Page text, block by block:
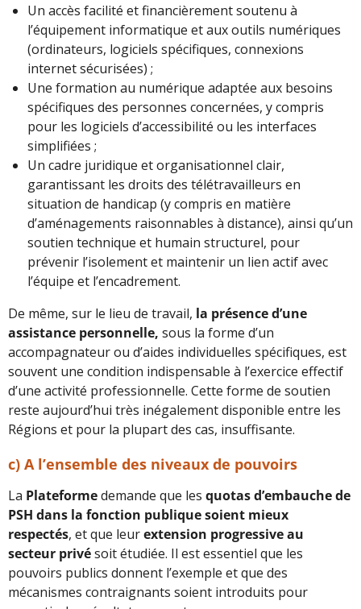
Un accès facilité et financièrement soutenu à
l’équipement informatique et aux outils numériques
(ordinateurs, logiciels spécifiques, connexions
internet sécurisées) ;
Une formation au numérique adaptée aux besoins
spécifiques des personnes concernées, y compris
pour les logiciels d’accessibilité ou les interfaces
simplifiées ;
Un cadre juridique et organisationnel clair,
garantissant les droits des télétravailleurs en
situation de handicap (y compris en matière
d’aménagements raisonnables à distance), ainsi qu’un
soutien technique et humain structurel, pour
prévenir l’isolement et maintenir un lien actif avec
l’équipe et l’encadrement.
De même, sur le lieu de travail, la présence d’une
assistance personnelle, sous la forme d’un
accompagnateur ou d’aides individuelles spécifiques, est
souvent une condition indispensable à l’exercice effectif
d’une activité professionnelle. Cette forme de soutien
reste aujourd’hui très inégalement disponible entre les
Régions et pour la plupart des cas, insuffisante.
c) A l’ensemble des niveaux de pouvoirs
La Plateformedemande que les quotas d’embauche de
PSH dans la fonction publique soient mieux
respectés, et que leurextension progressive au
secteur privésoit étudiée. Il est essentiel que les
pouvoirs publics donnent l’exemple et que des
mécanismes contraignants soient introduits pour